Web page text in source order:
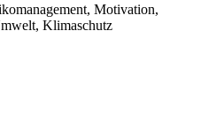
Motivation,
Klimaschutz